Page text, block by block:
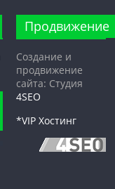
Продвижение
Создание и
продвижение
сайта: Студия
4SEO
*VIP Хостинг